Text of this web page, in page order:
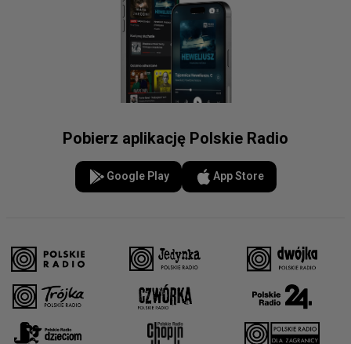
Pobierz aplikację Polskie Radio
Google Play App Store